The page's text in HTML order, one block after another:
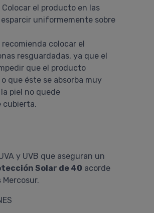
el producto en las
uniformemente sobre
colocar el
resguardadas, ya que el
que el producto
que éste se absorba muy
piel no quede
cubierta.
y UVB que aseguran un
Solar de 40 acorde
Mercosur.